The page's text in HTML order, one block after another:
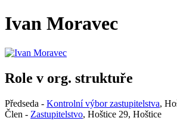
Ivan Moravec
Role v org. struktuře
Předseda - Kontrolní výbor zastupitelstva,
Člen - Zastupitelstvo, Hoštice 29, Hoštice